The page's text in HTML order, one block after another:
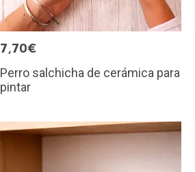
7,70€
Perro salchicha de cerámica para
pintar